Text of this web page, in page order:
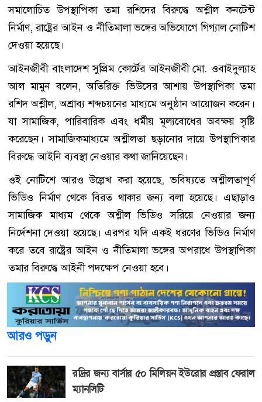
সমালোচিত উপস্থাপিকা তমা রশিদের বিরুদ্ধে অশ্লীল কনটেন্ট
নির্মাণ, রাষ্ট্রের আইন ও নীতিমালা ভঙ্গের অভিযোগে গিগ্যাল নোটিশ
দেওয়া হয়েছে।
আইনজীবী বাংলাদেশ সুপ্রিম কোর্টের আইনজীবী মো. ওবাইদুল্যাহ
আল মামুন বলেন, অতিরিক্ত ভিউসের আশায় উপস্থাপিকা তমা
রশিদ অশ্লীল, অশ্রাব্য শব্দচয়নের মাধ্যমে অনুষ্ঠান আয়োজন করেন।
যা সামাজিক, পারিবারিক এবং ধর্মীয় মূল্যবোধের অবক্ষয় সৃষ্টি
করেছেন। সামাজিকমাধ্যমে অশ্লীলতা ছড়ানোর দায়ে উপস্থাপিকার
বিরুদ্ধে আইনি ব্যবস্থা নেওয়ার কথা জানিয়েছেন।
ওই নোটিশে আরও উল্লেখ করা হয়েছে, ভবিষ্যতে অশ্লীলতাপূর্ণ
ভিডিও নির্মাণ থেকে বিরত থাকার জন্য বলা হয়েছে। এছাড়াও
সামাজিক মাধ্যম থেকে অশ্লীল ভিডিও সরিয়ে নেওয়ার জন্য
নির্দেশনা দেওয়া হয়েছে। এরপর যদি একই ধরণের ভিডিও নির্মাণ
করে তবে রাষ্ট্রের আইন ও নীতিমালা ভঙ্গের অপরাধে উপস্থাপিকা
তমার বিরুদ্ধে আইনী পদক্ষেপ নেওয়া হবে।
আরও পড়ুন
রদ্রির জন্য বার্সার ৫০ মিলিয়ন ইউরোর প্রস্তাব ফেরাল
ম্যানসিটি